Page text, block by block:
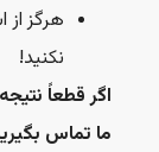
هرگز
نکنید!
اگر قطعاً
ما تماس